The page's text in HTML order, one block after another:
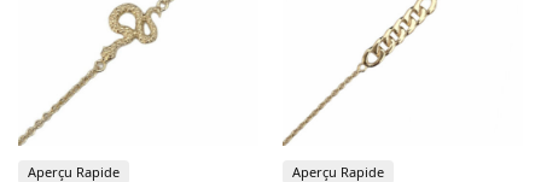
Aperçu Rapide Aperçu Rapide